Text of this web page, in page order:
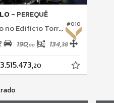
#010
- PEREQUÊ
Apartamento no Edifício Torre Di Giuseppe
190,00 134,38
20